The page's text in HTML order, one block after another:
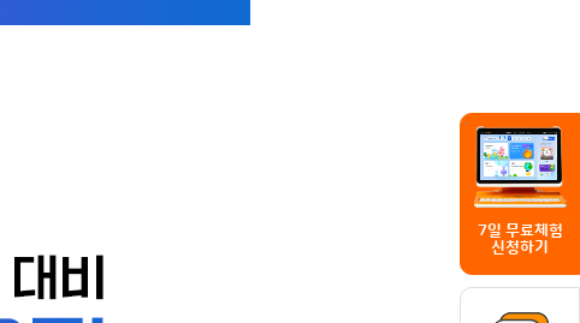
7일 무료체험
신청하기